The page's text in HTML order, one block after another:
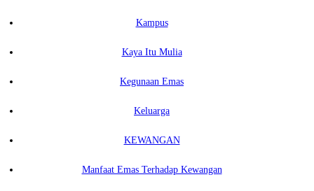
Kampus
Kaya Itu Mulia
Kegunaan Emas
Keluarga
KEWANGAN
Manfaat Emas Terhadap Kewangan